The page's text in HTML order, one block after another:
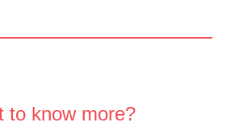
to know more?